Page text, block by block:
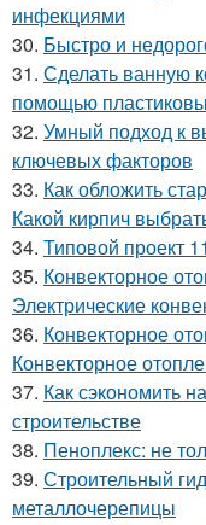
инфекциями
30. Быстро и
31. Сделать ванную
помощью
32. Умный подход к
ключевых факторов
33. Как обложить
Какой кирпич
34. Типовой проект
35. Конвекторное
Электрические
36. Конвекторное
Конвекторное
37. Как сэкономить
строительстве
38. Пеноплекс: не
39. Строительный
металлочерепицы